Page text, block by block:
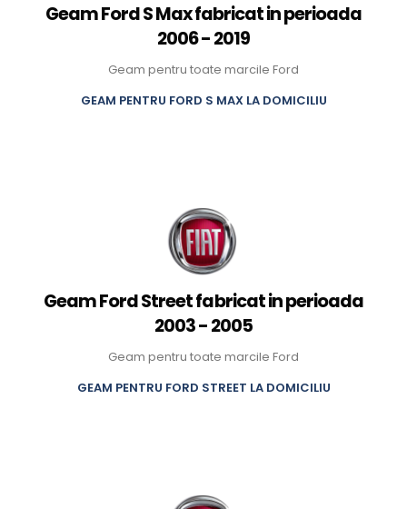
Geam Ford S Max fabricat in perioada
2006 - 2019
Geam pentru toate marcile Ford
GEAM PENTRU FORD S MAX LA DOMICILIU
Geam Ford Street fabricat in perioada
2003 - 2005
Geam pentru toate marcile Ford
GEAM PENTRU FORD STREET LA DOMICILIU